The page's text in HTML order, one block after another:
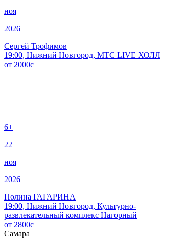
ноя
2026
Сергей Трофимов
19:00, Нижний Новгород, МТС LIVE ХОЛЛ
от 2000c
6+
22
ноя
2026
Полина ГАГАРИНА
19:00, Нижний Новгород, Культурно-
развлекательный комплекс Нагорный
от 2800c
Самара